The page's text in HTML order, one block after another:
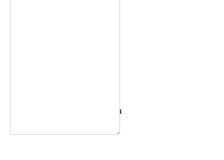
info@vietpointlaw.vn